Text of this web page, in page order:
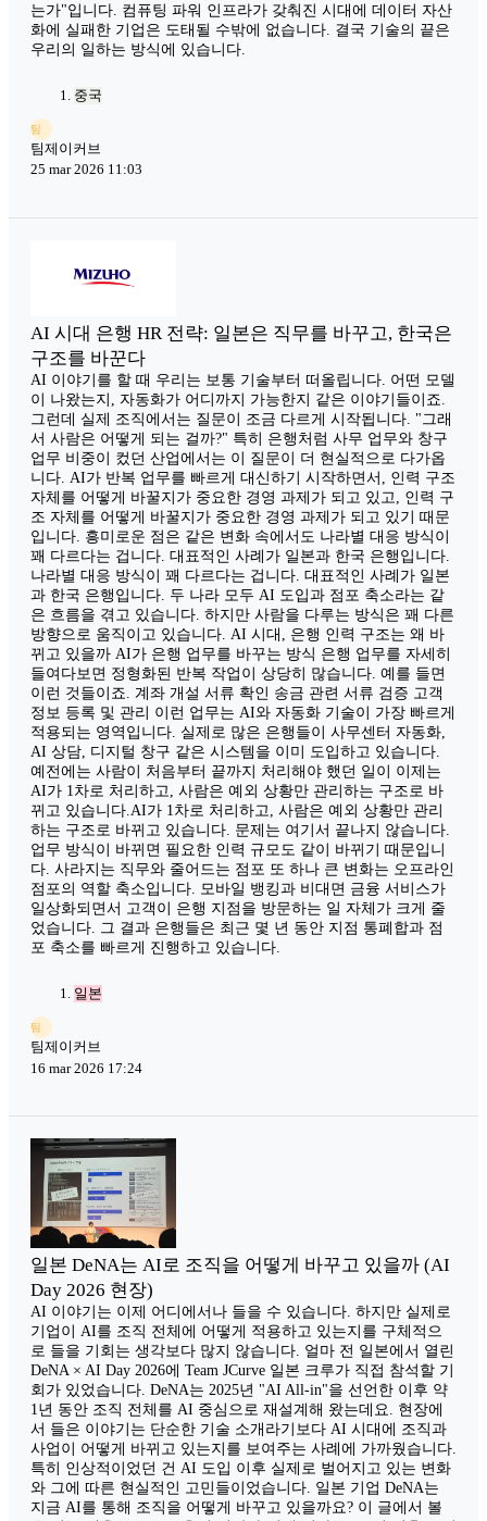
는가"입니다. 컴퓨팅 파워 인프라가 갖춰진 시대에 데이터 자산
화에 실패한 기업은 도태될 수밖에 없습니다. 결국 기술의 끝은
우리의 일하는 방식에 있습니다.
중국
팀
팀제이커브
25 mar 2026 11:03
AI 시대 은행 HR 전략: 일본은 직무를 바꾸고, 한국은
구조를 바꾼다
AI 이야기를 할 때 우리는 보통 기술부터 떠올립니다. 어떤 모델
이 나왔는지, 자동화가 어디까지 가능한지 같은 이야기들이죠.
그런데 실제 조직에서는 질문이 조금 다르게 시작됩니다. "그래
서 사람은 어떻게 되는 걸까?" 특히 은행처럼 사무 업무와 창구
업무 비중이 컸던 산업에서는 이 질문이 더 현실적으로 다가옵
니다. AI가 반복 업무를 빠르게 대신하기 시작하면서, 인력 구조
자체를 어떻게 바꿀지가 중요한 경영 과제가 되고 있고, 인력 구
조 자체를 어떻게 바꿀지가 중요한 경영 과제가 되고 있기 때문
입니다. 흥미로운 점은 같은 변화 속에서도 나라별 대응 방식이
꽤 다르다는 겁니다. 대표적인 사례가 일본과 한국 은행입니다.
나라별 대응 방식이 꽤 다르다는 겁니다. 대표적인 사례가 일본
과 한국 은행입니다. 두 나라 모두 AI 도입과 점포 축소라는 같
은 흐름을 겪고 있습니다. 하지만 사람을 다루는 방식은 꽤 다른
방향으로 움직이고 있습니다. AI 시대, 은행 인력 구조는 왜 바
뀌고 있을까 AI가 은행 업무를 바꾸는 방식 은행 업무를 자세히
들여다보면 정형화된 반복 작업이 상당히 많습니다. 예를 들면
이런 것들이죠. 계좌 개설 서류 확인 송금 관련 서류 검증 고객
정보 등록 및 관리 이런 업무는 AI와 자동화 기술이 가장 빠르게
적용되는 영역입니다. 실제로 많은 은행들이 사무센터 자동화,
AI 상담, 디지털 창구 같은 시스템을 이미 도입하고 있습니다.
예전에는 사람이 처음부터 끝까지 처리해야 했던 일이 이제는
AI가 1차로 처리하고, 사람은 예외 상황만 관리하는 구조로 바
뀌고 있습니다.AI가 1차로 처리하고, 사람은 예외 상황만 관리
하는 구조로 바뀌고 있습니다. 문제는 여기서 끝나지 않습니다.
업무 방식이 바뀌면 필요한 인력 규모도 같이 바뀌기 때문입니
다. 사라지는 직무와 줄어드는 점포 또 하나 큰 변화는 오프라인
점포의 역할 축소입니다. 모바일 뱅킹과 비대면 금융 서비스가
일상화되면서 고객이 은행 지점을 방문하는 일 자체가 크게 줄
었습니다. 그 결과 은행들은 최근 몇 년 동안 지점 통폐합과 점
포 축소를 빠르게 진행하고 있습니다.
일본
팀
팀제이커브
16 mar 2026 17:24
일본 DeNA는 AI로 조직을 어떻게 바꾸고 있을까 (AI
Day 2026 현장)
AI 이야기는 이제 어디에서나 들을 수 있습니다. 하지만 실제로
기업이 AI를 조직 전체에 어떻게 적용하고 있는지를 구체적으
로 들을 기회는 생각보다 많지 않습니다. 얼마 전 일본에서 열린
DeNA × AI Day 2026에 Team JCurve 일본 크루가 직접 참석할 기
회가 있었습니다. DeNA는 2025년 "AI All-in"을 선언한 이후 약
1년 동안 조직 전체를 AI 중심으로 재설계해 왔는데요. 현장에
서 들은 이야기는 단순한 기술 소개라기보다 AI 시대에 조직과
사업이 어떻게 바뀌고 있는지를 보여주는 사례에 가까웠습니다.
특히 인상적이었던 건 AI 도입 이후 실제로 벌어지고 있는 변화
와 그에 따른 현실적인 고민들이었습니다. 일본 기업 DeNA는
지금 AI를 통해 조직을 어떻게 바꾸고 있을까요? 이 글에서 볼